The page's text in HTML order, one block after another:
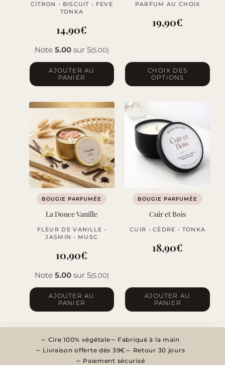
CITRON • BISCUIT • FEVE
TONKA
14,90€
Note 5.00sur 5(5.00)
AJOUTER AU
PANIER
PARFUM AU CHOIX
19,90€
CHOIX DES
OPTIONS
Ce
produit
variations.
Les
options
peuvent
être
sur
la
produit
BOUGIE PARFUMÉE
La Douce Vanille
FLEUR DE VANILLE •
JASMIN • MUSC
10,90€
Note 5.00sur 5(5.00)
AJOUTER AU
PANIER
BOUGIE PARFUMÉE
Cuir et Bois
CUIR • CÈDRE • TONKA
18,90€
AJOUTER AU
PANIER
Cire 100% végétale
Fabriqué à la main
Livraison offerte dès 39€
Retour 30 jours
Paiement sécurisé